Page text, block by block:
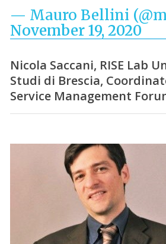
— Mauro Bellini
November 19, 2020
Nicola Saccani, RISE Lab
Studi di Brescia,
Service Management